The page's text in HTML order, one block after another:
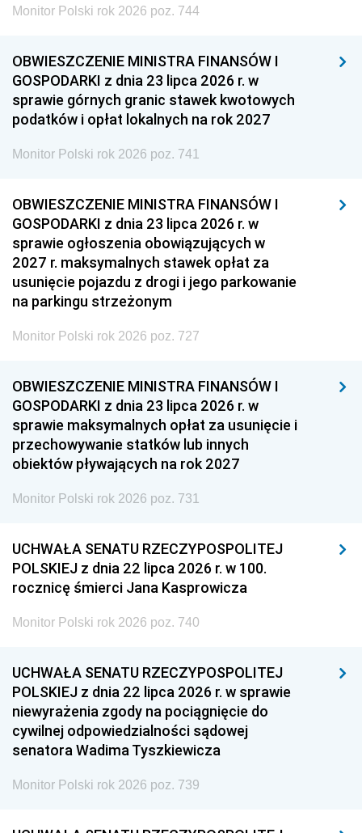
Monitor Polski rok 2026 poz. 744
OBWIESZCZENIE MINISTRA FINANSÓW I
GOSPODARKI z dnia 23 lipca 2026 r. w
sprawie górnych granic stawek kwotowych
podatków i opłat lokalnych na rok 2027
Monitor Polski rok 2026 poz. 741
OBWIESZCZENIE MINISTRA FINANSÓW I
GOSPODARKI z dnia 23 lipca 2026 r. w
sprawie ogłoszenia obowiązujących w
2027 r. maksymalnych stawek opłat za
usunięcie pojazdu z drogi i jego parkowanie
na parkingu strzeżonym
Monitor Polski rok 2026 poz. 727
OBWIESZCZENIE MINISTRA FINANSÓW I
GOSPODARKI z dnia 23 lipca 2026 r. w
sprawie maksymalnych opłat za usunięcie i
przechowywanie statków lub innych
obiektów pływających na rok 2027
Monitor Polski rok 2026 poz. 731
UCHWAŁA SENATU RZECZYPOSPOLITEJ
POLSKIEJ z dnia 22 lipca 2026 r. w 100.
rocznicę śmierci Jana Kasprowicza
Monitor Polski rok 2026 poz. 740
UCHWAŁA SENATU RZECZYPOSPOLITEJ
POLSKIEJ z dnia 22 lipca 2026 r. w sprawie
niewyrażenia zgody na pociągnięcie do
cywilnej odpowiedzialności sądowej
senatora Wadima Tyszkiewicza
Monitor Polski rok 2026 poz. 739